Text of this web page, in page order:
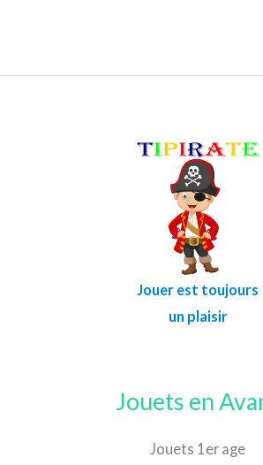
Jouer est toujours
un plaisir
Jouets en
Jouets 1er age